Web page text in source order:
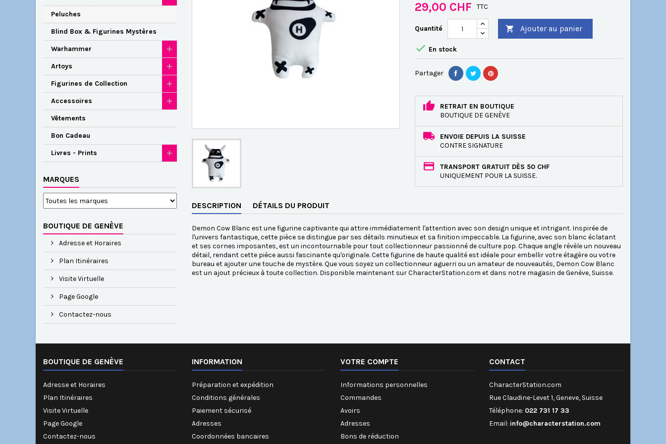
Peluches
Blind Box & Figurines Mystères
Warhammer
Artoys
Figurines de Collection
Accessoires
Vêtements
Bon Cadeau
Livres - Prints
MARQUES
BOUTIQUE DE GENÈVE
Adresse et Horaires
Plan Itinéraires
Visite Virtuelle
Page Google
Contactez-nous
29,00 CHF TTC
Quantité  Ajouter au panier
 En stock
Partager
RETRAIT EN BOUTIQUE
BOUTIQUE DE GENÈVE
ENVOIE DEPUIS LA SUISSE
CONTRE SIGNATURE
TRANSPORT GRATUIT DÈS 50 CHF
UNIQUEMENT POUR LA SUISSE.
DESCRIPTION DÉTAILS DU PRODUIT
Demon Cow Blanc est une figurine captivante qui attire immédiatement l'attention avec son design unique et intrigant. Inspirée de
l'univers fantastique, cette pièce se distingue par ses détails minutieux et sa finition impeccable. La figurine, avec son blanc éclatant
et ses cornes imposantes, est un incontournable pour tout collectionneur passionné de culture pop. Chaque angle révèle un nouveau
détail, rendant cette pièce aussi fascinante qu'originale. Cette figurine de haute qualité est idéale pour embellir votre étagère ou votre
bureau et ajouter une touche de mystère. Que vous soyez un collectionneur aguerri ou un amateur de nouveautés, Demon Cow Blanc
est un ajout précieux à toute collection. Disponible maintenant sur CharacterStation.com et dans notre magasin de Genève, Suisse.
BOUTIQUE DE GENÈVE
Adresse et Horaires
Plan Itinéraires
Visite Virtuelle
Page Google
Contactez-nous
INFORMATION
Préparation et expédition
Conditions générales
Paiement sécurisé
Adresses
Coordonnées bancaires
VOTRE COMPTE
Informations personnelles
Commandes
Avoirs
Adresses
Bons de réduction
CONTACT
CharacterStation.com
Rue Claudine-Levet 1, Geneve, Suisse
Téléphone: 022 731 17 33
Email: info@characterstation.com